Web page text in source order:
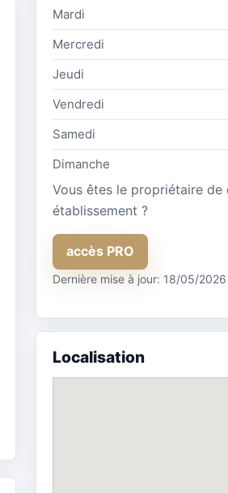
Mardi
Mercredi
Jeudi
Vendredi
Samedi
Dimanche
Vous êtes le propriétaire de
établissement ?
accès PRO
Dernière mise à jour: 18/05/2026
Localisation